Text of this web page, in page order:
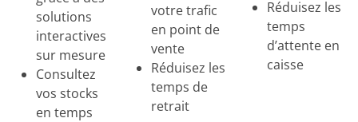
solutions
interactives
sur mesure
Consultez
vos stocks
en temps
votre trafic
en point de
vente
Réduisez les
temps de
retrait
Réduisez les
temps
d’attente en
caisse